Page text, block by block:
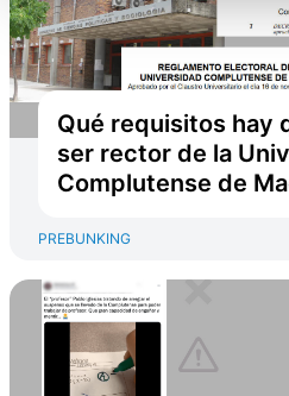
Qué requisitos hay
ser rector de la
Complutense de
PREBUNKING